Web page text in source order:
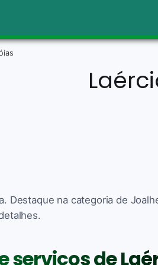
Destaque na categoria de
serviços de